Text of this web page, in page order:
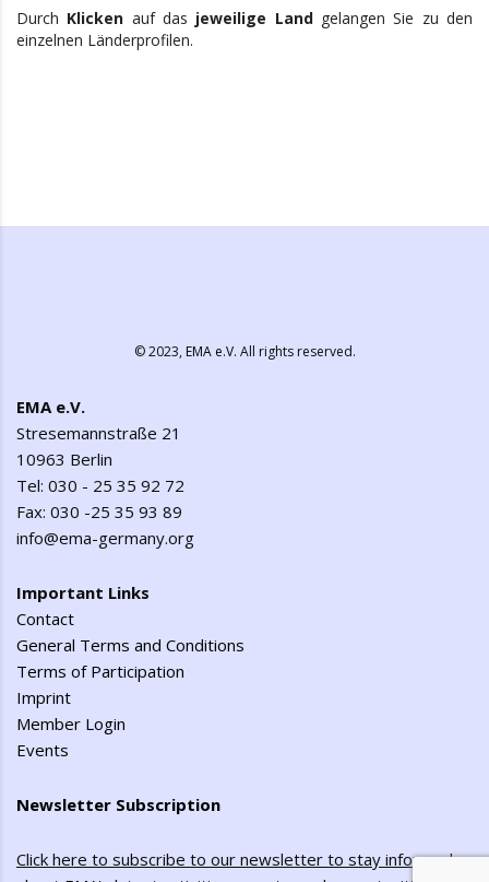
Durch Klicken auf das jeweilige Land gelangen Sie zu den
einzelnen Länderprofilen.
© 2023,EMA e.V. All rights reserved.
EMA e.V.
Stresemannstraße 21
10963 Berlin
Tel: 030 - 25 35 92 72
Fax: 030 -25 35 93 89
info@ema-germany.org
Important Links
Contact
General Terms and Conditions
Terms of Participation
Imprint
Member Login
Events
Newsletter Subscription
Click here to subscribe to our newsletter to stay informed